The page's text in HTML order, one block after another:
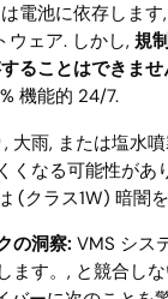
電池に依存します
ウェア. しかし, 規
ることはできませ
機能的 24/7.
大雨, または塩水
くなる可能性があ
(クラス1W) 暗闇
の洞察: VMS シス
ます。, と競合し